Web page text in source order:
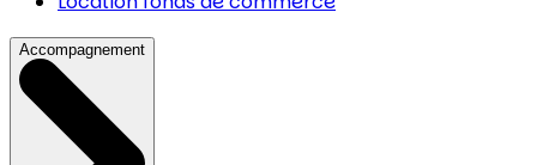
Accompagnement